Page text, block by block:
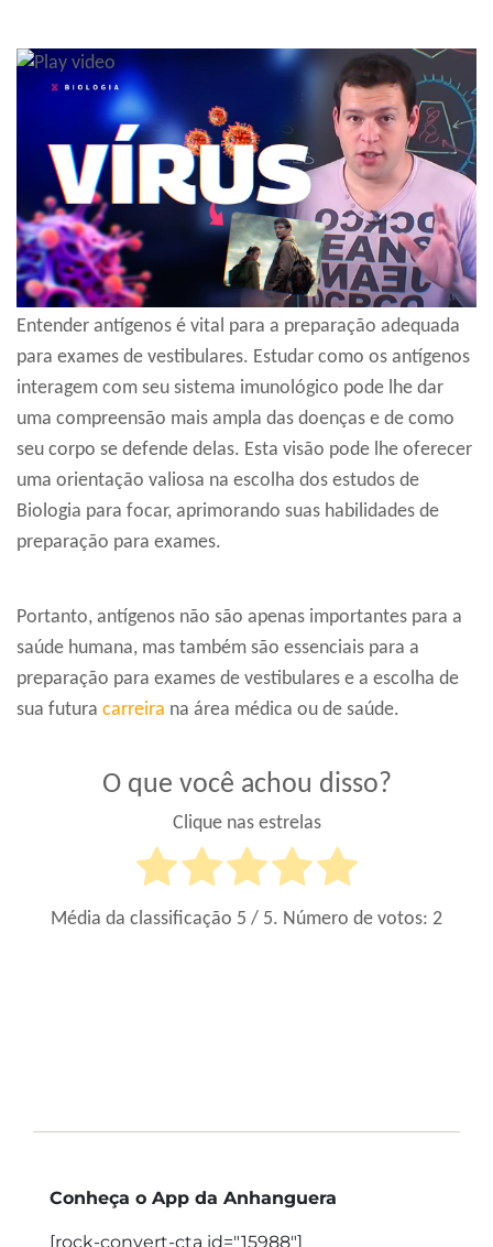
Entender antígenos é vital para a preparação adequada
para exames de vestibulares. Estudar como os antígenos
interagem com seu sistema imunológico pode lhe dar
uma compreensão mais ampla das doenças e de como
seu corpo se defende delas. Esta visão pode lhe oferecer
uma orientação valiosa na escolha dos estudos de
Biologia para focar, aprimorando suas habilidades de
preparação para exames.
Portanto, antígenos não são apenas importantes para a
saúde humana, mas também são essenciais para a
preparação para exames de vestibulares e a escolha de
sua futura carreira na área médica ou de saúde.
O que você achou disso?
Clique nas estrelas
Média da classificação 5 / 5. Número de votos: 2
Conheça o App da Anhanguera
[rock-convert-cta id="15988"]